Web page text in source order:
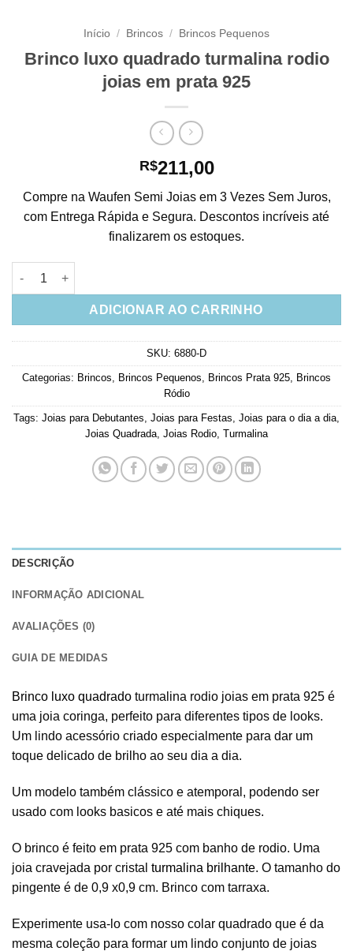
Início / Brincos / Brincos Pequenos
Brinco luxo quadrado turmalina rodio
joias em prata 925
R$211,00
Compre na Waufen Semi Joias em 3 Vezes Sem Juros,
com Entrega Rápida e Segura. Descontos incríveis até
finalizarem os estoques.
Brinco luxo quadrado turmalina rodio joias em prata 925
ADICIONAR AO CARRINHO
SKU: 6880-D
Categorias: Brincos, Brincos Pequenos, Brincos Prata 925, Brincos
Ródio
Tags: Joias para Debutantes, Joias para Festas, Joias para o dia a dia,
Joias Quadrada, Joias Rodio, Turmalina
DESCRIÇÃO
INFORMAÇÃO ADICIONAL
AVALIAÇÕES (0)
GUIA DE MEDIDAS
Brinco luxo quadrado turmalina rodio joias em prata 925 é
uma joia coringa, perfeito para diferentes tipos de looks.
Um lindo acessório criado especialmente para dar um
toque delicado de brilho ao seu dia a dia.
Um modelo também clássico e atemporal, podendo ser
usado com looks basicos e até mais chiques.
O brinco é feito em prata 925 com banho de rodio. Uma
joia cravejada por cristal turmalina brilhante. O tamanho do
pingente é de 0,9 x0,9 cm. Brinco com tarraxa.
Experimente usa-lo com nosso colar quadrado que é da
mesma coleção para formar um lindo conjunto de joias